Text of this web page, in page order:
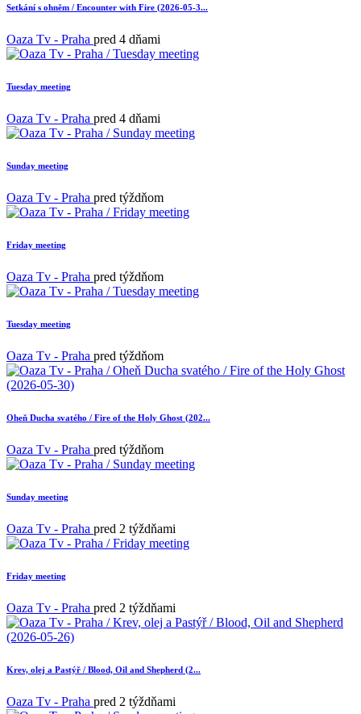
Setkání s ohněm / Encounter with Fire (2026-05-3...
Oaza Tv - Praha pred 4 dňami
Tuesday meeting
Oaza Tv - Praha pred 4 dňami
Sunday meeting
Oaza Tv - Praha pred týždňom
Friday meeting
Oaza Tv - Praha pred týždňom
Tuesday meeting
Oaza Tv - Praha pred týždňom
Oheň Ducha svatého / Fire of the Holy Ghost (202...
Oaza Tv - Praha pred týždňom
Sunday meeting
Oaza Tv - Praha pred 2 týždňami
Friday meeting
Oaza Tv - Praha pred 2 týždňami
Krev, olej a Pastýř / Blood, Oil and Shepherd (2...
Oaza Tv - Praha pred 2 týždňami